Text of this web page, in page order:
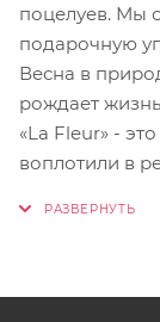
поцелуев. Мы
подарочную
Весна в
рождает
«La Fleur» -
воплотили в